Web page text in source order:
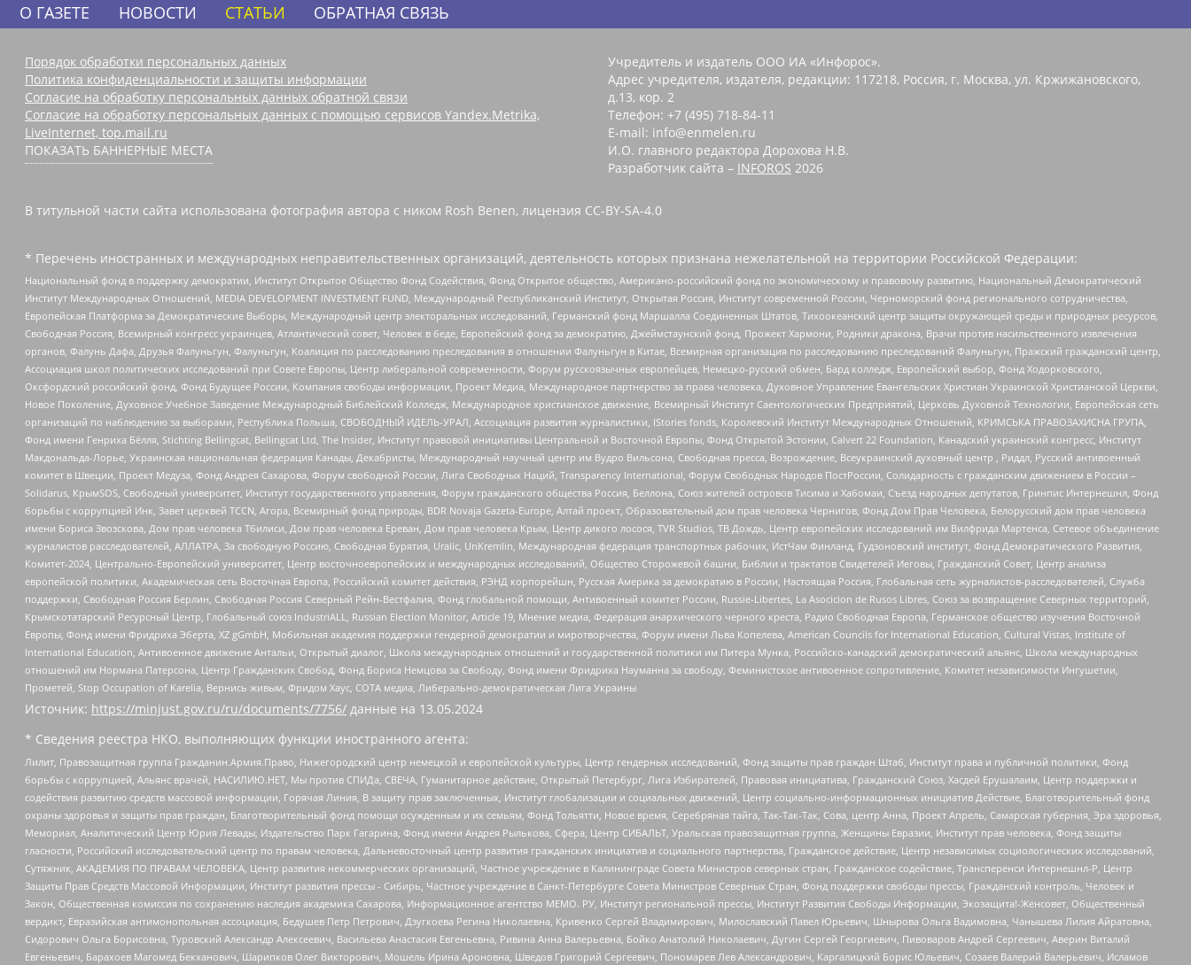
О ГАЗЕТЕ НОВОСТИ СТАТЬИ ОБРАТНАЯ СВЯЗЬ
Порядок обработки персональных данных
Политика конфиденциальности и защиты информации
Согласие на обработку персональных данных обратной связи
Согласие на обработку персональных данных с помощью сервисов Yandex.Metrika,
LiveInternet, top.mail.ru
ПОКАЗАТЬ БАННЕРНЫЕ МЕСТА
Учредитель и издатель ООО ИА «Инфорос».
Адрес учредителя, издателя, редакции: 117218, Россия, г. Москва, ул. Кржижановского,
д.13, кор. 2
Телефон: +7 (495) 718-84-11
E-mail: info@enmelen.ru
И.О. главного редактора Дорохова Н.В.
Разработчик сайта – INFOROS 2026
В титульной части сайта использована фотография автора с ником Rosh Benen, лицензия CC-BY-SA-4.0
* Перечень иностранных и международных неправительственных организаций, деятельность которых признана нежелательной на территории Российской Федерации:
Национальный фонд в поддержку демократии, Институт Открытое Общество Фонд Содействия, Фонд Открытое общество, Американо-российский фонд по экономическому и правовому развитию, Национальный Демократический
Институт Международных Отношений, MEDIA DEVELOPMENT INVESTMENT FUND, Международный Республиканский Институт, Открытая Россия, Институт современной России, Черноморский фонд регионального сотрудничества,
Европейская Платформа за Демократические Выборы, Международный центр электоральных исследований, Германский фонд Маршалла Соединенных Штатов, Тихоокеанский центр защиты окружающей среды и природных ресурсов,
Свободная Россия, Всемирный конгресс украинцев, Атлантический совет, Человек в беде, Европейский фонд за демократию, Джеймстаунский фонд, Прожект Хармони, Родники дракона, Врачи против насильственного извлечения
органов, Фалунь Дафа, Друзья Фалуньгун, Фалуньгун, Коалиция по расследованию преследования в отношении Фалуньгун в Китае, Всемирная организация по расследованию преследований Фалуньгун, Пражский гражданский центр,
Ассоциация школ политических исследований при Совете Европы, Центр либеральной современности, Форум русскоязычных европейцев, Немецко-русский обмен, Бард колледж, Европейский выбор, Фонд Ходорковского,
Оксфордский российский фонд, Фонд Будущее России, Компания свободы информации, Проект Медиа, Международное партнерство за права человека, Духовное Управление Евангельских Христиан Украинской Христианской Церкви,
Новое Поколение, Духовное Учебное Заведение Международный Библейский Колледж, Международное христианское движение, Всемирный Институт Саентологических Предприятий, Церковь Духовной Технологии, Европейская сеть
организаций по наблюдению за выборами, Республика Польша, СВОБОДНЫЙ ИДЕЛЬ-УРАЛ, Ассоциация развития журналистики, IStories fonds, Королевский Институт Международных Отношений, КРИМСЬКА ПРАВОЗАХИСНА ГРУПА,
Фонд имени Генриха Бёлля, Stichting Bellingcat, Bellingcat Ltd, The Insider, Институт правовой инициативы Центральной и Восточной Европы, Фонд Открытой Эстонии, Calvert 22 Foundation, Канадский украинский конгресс, Институт
Макдональда-Лорье, Украинская национальная федерация Канады, Декабристы, Международный научный центр им Вудро Вильсона, Свободная пресса, Возрождение, Всеукраинский духовный центр , Риддл, Русский антивоенный
комитет в Швеции, Проект Медуза, Фонд Андрея Сахарова, Форум свободной России, Лига Свободных Наций, Transparеncy International, Форум Свободных Народов ПостРоссии, Солидарность с гражданским движением в России –
Solidarus, КрымSOS, Свободный университет, Институт государственного управления, Форум гражданского общества Россия, Беллона, Союз жителей островов Тисима и Хабомаи, Съезд народных депутатов, Гринпис Интернешнл, Фонд
борьбы с коррупцией Инк, Завет церквей TCCN, Агора, Всемирный фонд природы, BDR Novaja Gazeta-Europe, Алтай проект, Образовательный дом прав человека Чернигов, Фонд Дом Прав Человека, Белорусский дом прав человека
имени Бориса Звозскова, Дом прав человека Тбилиси, Дом прав человека Ереван, Дом прав человека Крым, Центр дикого лосося, TVR Studios, ТВ Дождь, Центр европейских исследований им Вилфрида Мартенса, Сетевое объединение
журналистов расследователей, АЛЛАТРА, За свободную Россию, Свободная Бурятия, Uralic, UnKremlin, Международная федерация транспортных рабочих, ИстЧам Финланд, Гудзоновский институт, Фонд Демократического Развития,
Комитет-2024, Центрально-Европейский университет, Центр восточноевропейских и международных исследований, Общество Сторожевой башни, Библии и трактатов Свидетелей Иеговы, Гражданский Совет, Центр анализа
европейской политики, Академическая сеть Восточная Европа, Российский комитет действия, РЭНД корпорейшн, Русская Америка за демократию в России, Настоящая Россия, Глобальная сеть журналистов-расследователей, Служба
поддержки, Свободная Россия Берлин, Свободная Россия Северный Рейн-Вестфалия, Фонд глобальной помощи, Антивоенный комитет России, Russie-Libertes, La Asocicion de Rusos Libres, Союз за возвращение Северных территорий,
Крымскотатарский Ресурсный Центр, Глобальный союз IndustriALL, Russian Election Monitor, Article 19, Мнение медиа, Федерация анархического черного креста, Радио Свободная Европа, Германское общество изучения Восточной
Европы, Фонд имени Фридриха Эберта, XZ gGmbH, Мобильная академия поддержки гендерной демократии и миротворчества, Форум имени Льва Копелева, American Councils for International Education, Cultural Vistas, Institute of
International Education, Антивоенное движение Антальи, Открытый диалог, Школа международных отношений и государственной политики им Питера Мунка, Российско-канадский демократический альянс, Школа международных
отношений им Нормана Патерсона, Центр Гражданских Свобод, Фонд Бориса Немцова за Свободу, Фонд имени Фридриха Науманна за свободу, Феминистское антивоенное сопротивление, Комитет независимости Ингушетии,
Прометей, Stop Occupation of Karelia, Вернись живым, Фридом Хаус, СОТА медиа, Либерально-демократическая Лига Украины
Источник: https://minjust.gov.ru/ru/documents/7756/ данные на 13.05.2024
* Сведения реестра НКО, выполняющих функции иностранного агента:
Лилит, Правозащитная группа Гражданин.Армия.Право, Нижегородский центр немецкой и европейской культуры, Центр гендерных исследований, Фонд защиты прав граждан Штаб, Институт права и публичной политики, Фонд
борьбы с коррупцией, Альянс врачей, НАСИЛИЮ.НЕТ, Мы против СПИДа, СВЕЧА, Гуманитарное действие, Открытый Петербург, Лига Избирателей, Правовая инициатива, Гражданский Союз, Хасдей Ерушалаим, Центр поддержки и
содействия развитию средств массовой информации, Горячая Линия, В защиту прав заключенных, Институт глобализации и социальных движений, Центр социально-информационных инициатив Действие, Благотворительный фонд
охраны здоровья и защиты прав граждан, Благотворительный фонд помощи осужденным и их семьям, Фонд Тольятти, Новое время, Серебряная тайга, Так-Так-Так, Сова, центр Анна, Проект Апрель, Самарская губерния, Эра здоровья,
Мемориал, Аналитический Центр Юрия Левады, Издательство Парк Гагарина, Фонд имени Андрея Рылькова, Сфера, Центр СИБАЛЬТ, Уральская правозащитная группа, Женщины Евразии, Институт прав человека, Фонд защиты
гласности, Российский исследовательский центр по правам человека, Дальневосточный центр развития гражданских инициатив и социального партнерства, Гражданское действие, Центр независимых социологических исследований,
Сутяжник, АКАДЕМИЯ ПО ПРАВАМ ЧЕЛОВЕКА, Центр развития некоммерческих организаций, Частное учреждение в Калининграде Совета Министров северных стран, Гражданское содействие, Трансперенси Интернешнл-Р, Центр
Защиты Прав Средств Массовой Информации, Институт развития прессы - Сибирь, Частное учреждение в Санкт-Петербурге Совета Министров Северных Стран, Фонд поддержки свободы прессы, Гражданский контроль, Человек и
Закон, Общественная комиссия по сохранению наследия академика Сахарова, Информационное агентство МЕМО. РУ, Институт региональной прессы, Институт Развития Свободы Информации, Экозащита!-Женсовет, Общественный
вердикт, Евразийская антимонопольная ассоциация, Бедушев Петр Петрович, Дзугкоева Регина Николаевна, Кривенко Сергей Владимирович, Милославский Павел Юрьевич, Шнырова Ольга Вадимовна, Чанышева Лилия Айратовна,
Сидорович Ольга Борисовна, Туровский Александр Алексеевич, Васильева Анастасия Евгеньевна, Ривина Анна Валерьевна, Бойко Анатолий Николаевич, Дугин Сергей Георгиевич, Пивоваров Андрей Сергеевич, Аверин Виталий
Евгеньевич, Барахоев Магомед Бекханович, Шарипков Олег Викторович, Мошель Ирина Ароновна, Шведов Григорий Сергеевич, Пономарев Лев Александрович, Каргалицкий Борис Юльевич, Созаев Валерий Валерьевич, Исламов